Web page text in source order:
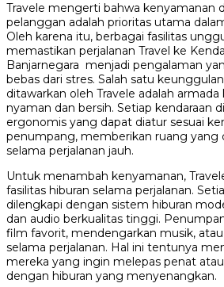
Travele mengerti bahwa kenyamanan
pelanggan adalah prioritas utama
Oleh karena itu, berbagai fasilitas
memastikan perjalanan Travel ke
Banjarnegara menjadi pengalaman
bebas dari stres. Salah satu
ditawarkan oleh Travele adalah armada
nyaman dan bersih. Setiap kendaraan
ergonomis yang dapat diatur sesuai
penumpang, memberikan ruang yang
selama perjalanan jauh.
Untuk menambah kenyamanan,
fasilitas hiburan selama perjalanan.
dilengkapi dengan sistem hiburan
dan audio berkualitas tinggi.
film favorit, mendengarkan musik,
selama perjalanan. Hal ini tentunya
mereka yang ingin melepas penat
dengan hiburan yang menyenangkan.